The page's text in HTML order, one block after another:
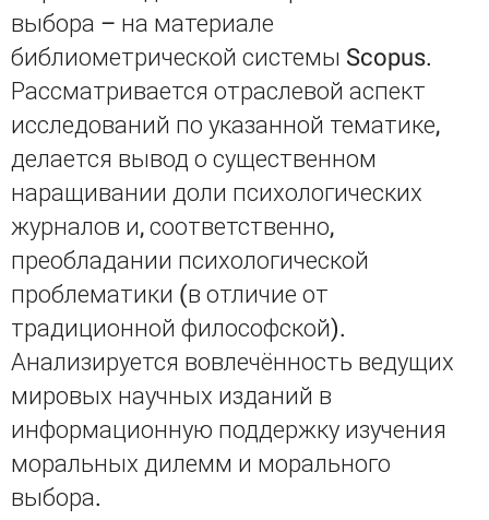
выбора – на материале
библиометрической системы Scopus.
Рассматривается отраслевой аспект
исследований по указанной тематике,
делается вывод о существенном
наращивании доли психологических
журналов и, соответственно,
преобладании психологической
проблематики (в отличие от
традиционной философской).
Анализируется вовлечённость ведущих
мировых научных изданий в
информационную поддержку изучения
моральных дилемм и морального
выбора.